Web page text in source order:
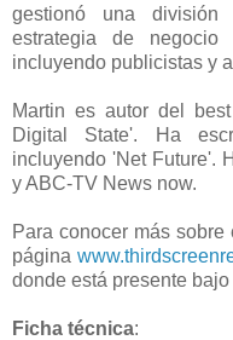
gestionó una división
estrategia de
incluyendo publicistas y
Martin es autor del
Digital State'. Ha
incluyendo 'Net Future'.
y ABC-TV News now.
Para conocer más
página
donde está presente
Ficha técnica: